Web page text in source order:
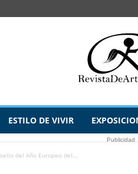
ESTILO DE VIVIR
Publicidad
del Año Europeo del...